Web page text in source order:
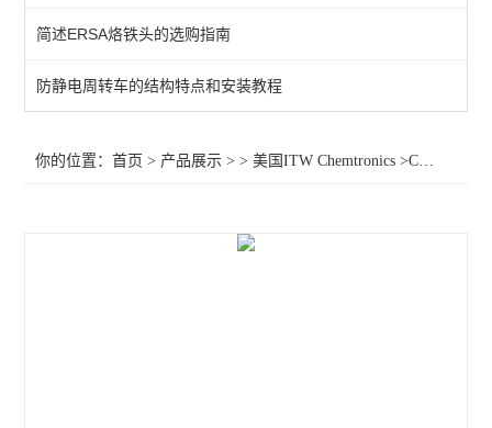
查看全部 >>
简述ERSA烙铁头的选购指南
防静电周转车的结构特点和安装教程
你的位置：首页 > 产品展示 > >美国ITW Chemtronics >Chemtronics绿油笔 涂层笔CW3300G CW3300C CW3300B